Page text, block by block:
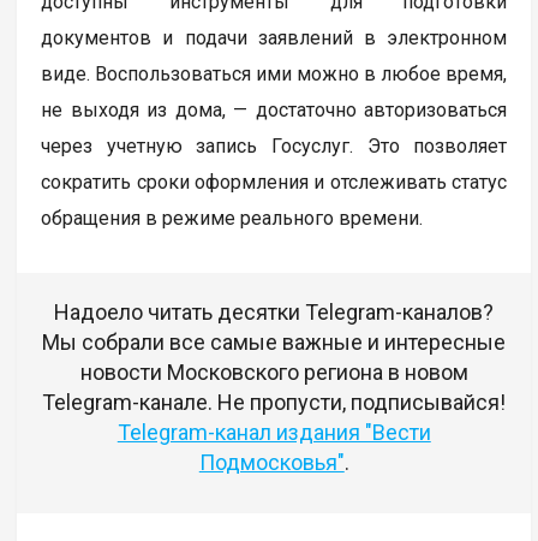
документов и подачи заявлений в электронном
виде. Воспользоваться ими можно в любое время,
не выходя из дома, — достаточно авторизоваться
через учетную запись Госуслуг. Это позволяет
сократить сроки оформления и отслеживать статус
обращения в режиме реального времени.
Надоело читать десятки Telegram-каналов?
Мы собрали все самые важные и интересные
новости Московского региона в новом
Telegram-канале. Не пропусти, подписывайся!
Telegram-канал издания "Вести
Подмосковья".